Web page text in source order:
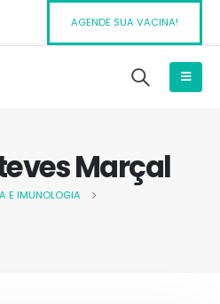
AGENDE SUA VACINA!
Marçal
E IMUNOLOGIA